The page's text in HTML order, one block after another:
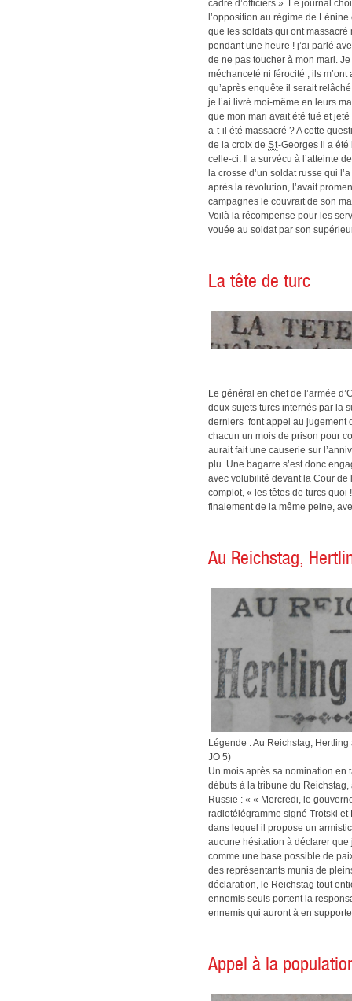
cadre d’officiers ». Le journal
l’opposition au régime de Lénine
que les soldats qui ont
pendant une heure ! j’ai parlé
de ne pas toucher à mon mari.
méchanceté ni férocité ; ils
qu’après enquête il serait
je l’ai livré moi-même en leurs
que mon mari avait été tué et
a-t-il été massacré ? A cette
de la croix de St-Georges il a
celle-ci. Il a survécu à l’atteinte
la crosse d’un soldat russe qui
après la révolution, l’avait
campagnes le couvrait de son
Voilà la récompense pour les
vouée au soldat par son
La tête de turc
Le général en chef de l’armée
deux sujets turcs internés par la
derniers font appel au jugement
chacun un mois de prison pour
aurait fait une causerie sur
plu. Une bagarre s’est donc
avec volubilité devant la Cour de
complot, « les têtes de turcs quoi
finalement de la même peine,
Au Reichstag,
Légende : Au Reichstag, Hertling
JO 5)
Un mois après sa nomination en
débuts à la tribune du
Russie : « « Mercredi, le
radiotélégramme signé Trotski
dans lequel il propose un
aucune hésitation à déclarer
comme une base possible de
des représentants munis de
déclaration, le Reichstag tout
ennemis seuls portent la
ennemis qui auront à en
Appel à la